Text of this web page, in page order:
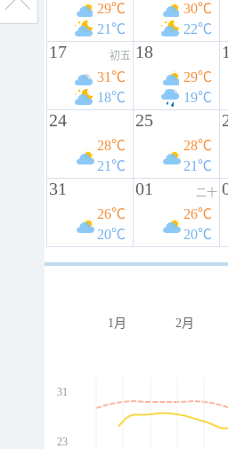
29℃
21℃
30℃
22℃
17 初五
31℃
18℃
18
29℃
19℃
24
28℃
21℃
25
28℃
21℃
31
26℃
20℃
01 二十
26℃
20℃
1月 2月
31
23